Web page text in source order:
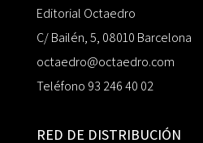
Editorial Octaedro
C/ Bailén, 5, 08010 Barcelona
octaedro@octaedro.com
Teléfono 93 246 40 02
RED DE DISTRIBUCIÓN